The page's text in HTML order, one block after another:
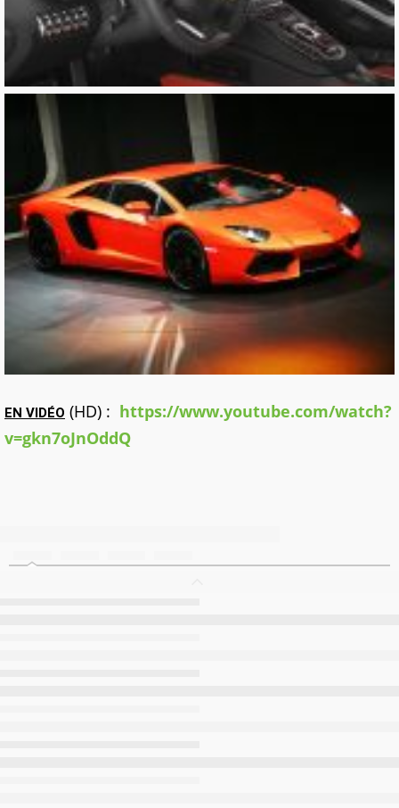
EN VIDÉO (HD) : https://www.youtube.com/watch?
v=gkn7oJnOddQ